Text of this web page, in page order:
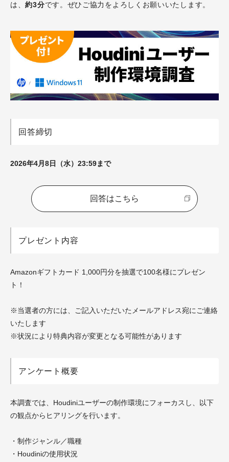
は、約3分です。ぜひご協力をよろしくお願いいたします。
回答締切
2026年4月8日（水）23:59まで
回答はこちら
プレゼント内容
Amazonギフトカード 1,000円分を抽選で100名様にプレゼン
ト！
※当選者の方には、ご記入いただいたメールアドレス宛にご連絡
いたします
※状況により特典内容が変更となる可能性があります
アンケート概要
本調査では、Houdiniユーザーの制作環境にフォーカスし、以下
の観点からヒアリングを行います。
・制作ジャンル／職種
・Houdiniの使用状況